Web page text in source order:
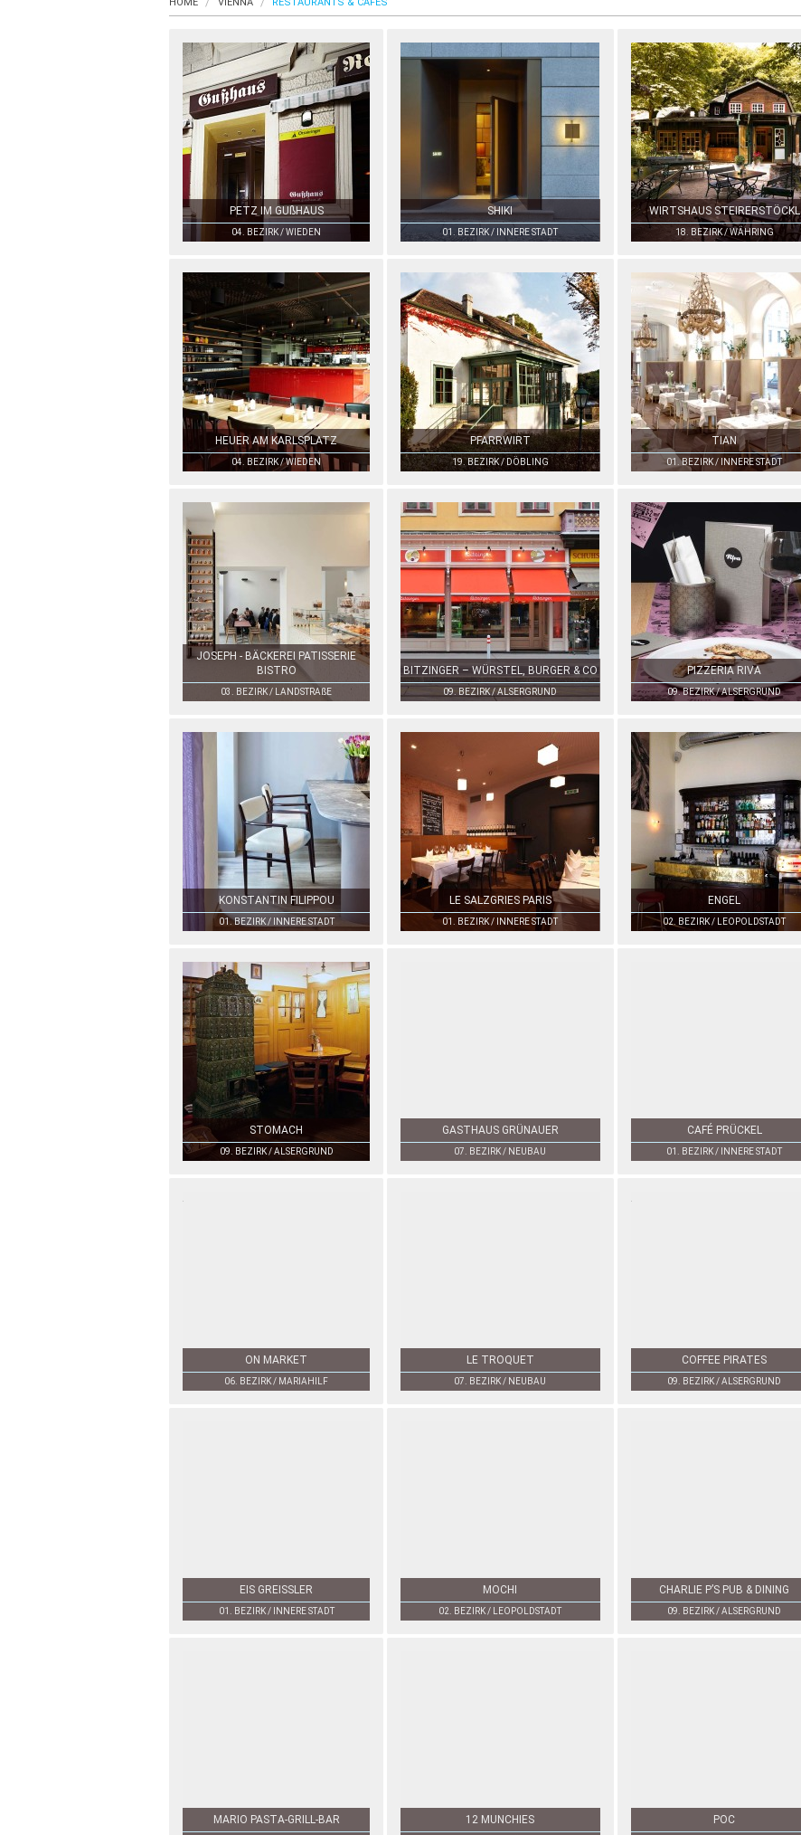
PETZ IM GUßHAUS
04. BEZIRK / WIEDEN
SHIKI
01. BEZIRK / INNERE STADT
WIRTSHAUS STEIRERSTÖCKL
18. BEZIRK / WÄHRING
HEUER AM KARLSPLATZ
04. BEZIRK / WIEDEN
PFARRWIRT
19. BEZIRK / DÖBLING
TIAN
01. BEZIRK / INNERE STADT
JOSEPH - BÄCKEREI PATISSERIE
BISTRO
03. BEZIRK / LANDSTRAßE
BITZINGER – WÜRSTEL, BURGER & CO
09. BEZIRK / ALSERGRUND
PIZZERIA RIVA
09. BEZIRK / ALSERGRUND
KONSTANTIN FILIPPOU
01. BEZIRK / INNERE STADT
LE SALZGRIES PARIS
01. BEZIRK / INNERE STADT
ENGEL
02. BEZIRK / LEOPOLDSTADT
STOMACH
09. BEZIRK / ALSERGRUND
GASTHAUS GRÜNAUER
07. BEZIRK / NEUBAU
CAFÉ PRÜCKEL
01. BEZIRK / INNERE STADT
ON MARKET
06. BEZIRK / MARIAHILF
LE TROQUET
07. BEZIRK / NEUBAU
COFFEE PIRATES
09. BEZIRK / ALSERGRUND
EIS GREISSLER
01. BEZIRK / INNERE STADT
MOCHI
02. BEZIRK / LEOPOLDSTADT
CHARLIE P’S PUB & DINING
09. BEZIRK / ALSERGRUND
MARIO PASTA-GRILL-BAR 12 MUNCHIES POC